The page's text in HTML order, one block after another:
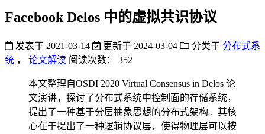
Facebook Delos 中的虚拟共识协议
发表于 2021-03-14 更新于 2024-03-04 分类于 分布式系
统 ， 论文解读 阅读次数： 352
本文整理自OSDI 2020 Virtual Consensus in Delos 论
文演讲，探讨了分布式系统中控制面的存储系统，
提出了一种基于分层抽象思想的分布式架构。其核
心在于提出了一种逻辑协议层，使得物理层可以按